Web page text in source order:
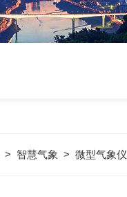
> 智慧气象 > 微型气象仪